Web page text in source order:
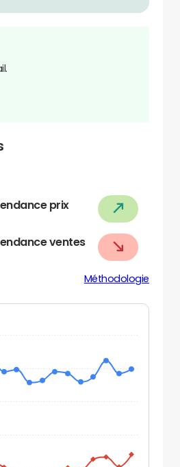
prix
ventes
Méthodologie